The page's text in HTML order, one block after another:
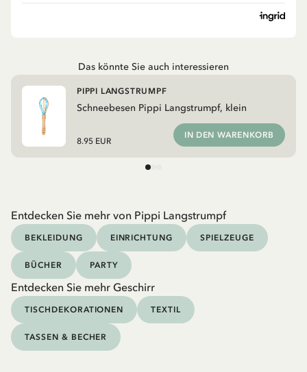
Das könnte Sie auch interessieren
Schneebesen Pippi Langstrumpf, klein
PIPPI LANGSTRUMPF
8.95 EUR
IN DEN WARENKORB
Entdecken Sie mehr von Pippi Langstrumpf
BEKLEIDUNG EINRICHTUNG SPIELZEUGE
BÜCHER PARTY
Entdecken Sie mehr Geschirr
TISCHDEKORATIONEN TEXTIL
TASSEN & BECHER